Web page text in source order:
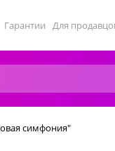
Гарантии Для
симфония"